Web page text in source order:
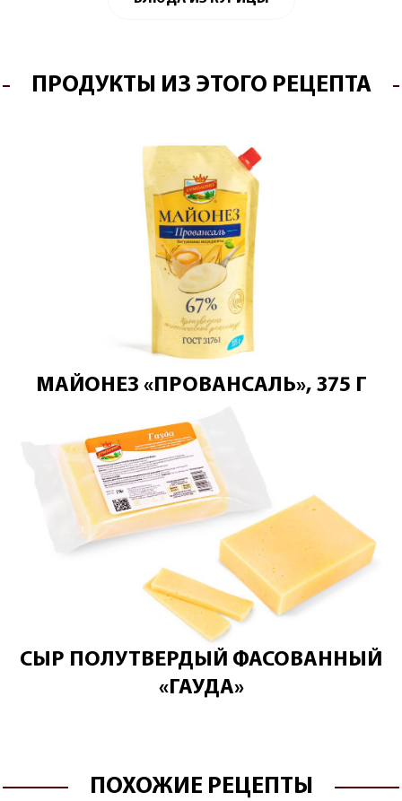
ПРОДУКТЫ ИЗ ЭТОГО РЕЦЕПТА
МАЙОНЕЗ «ПРОВАНСАЛЬ», 375 Г
СЫР ПОЛУТВЕРДЫЙ ФАСОВАННЫЙ
«ГАУДА»
ПОХОЖИЕ РЕЦЕПТЫ